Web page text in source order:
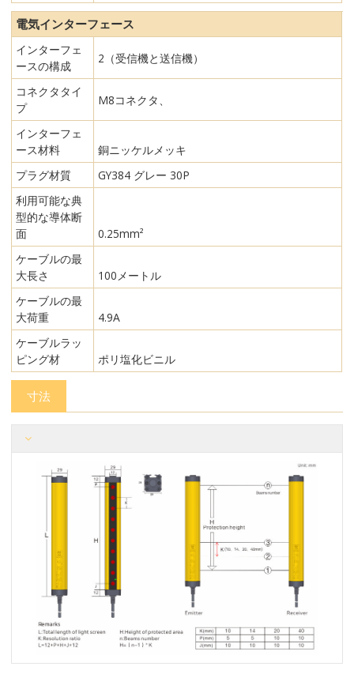
電気インターフェース
インターフェ
ースの構成
2（受信機と送信機）
コネクタタイ
プ
M8コネクタ、
インターフェ
ース材料
銅ニッケルメッキ
プラグ材質
GY384 グレー 30P
利用可能な典
型的な導体断
面
0.25mm²
ケーブルの最
大長さ
100メートル
ケーブルの最
大荷重
4.9A
ケーブルラッ
ピング材
ポリ塩化ビニル
寸法